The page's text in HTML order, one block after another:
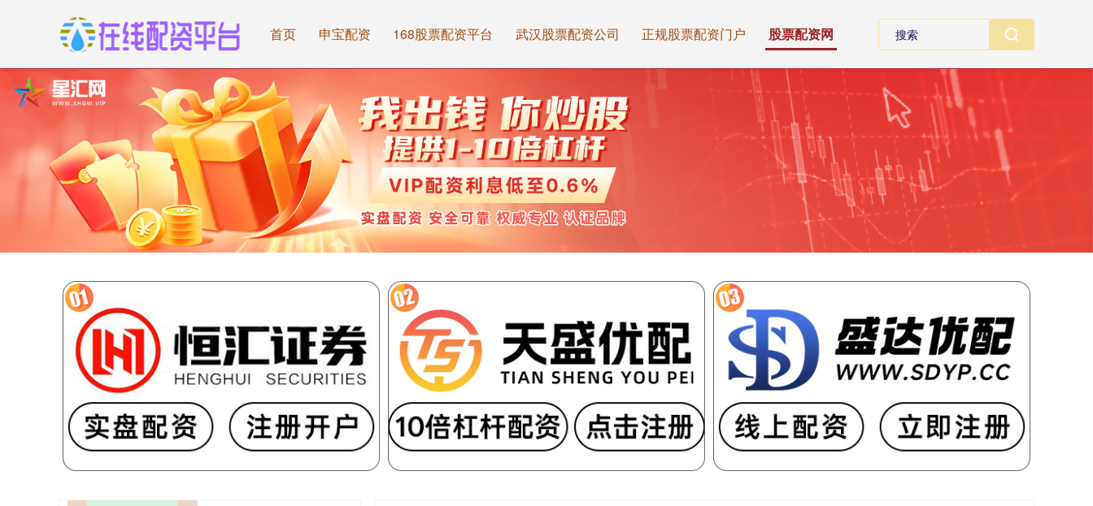
首页 申宝配资 168股票配资平台 武汉股票配资公司 正规股票配资门户 股票配资网